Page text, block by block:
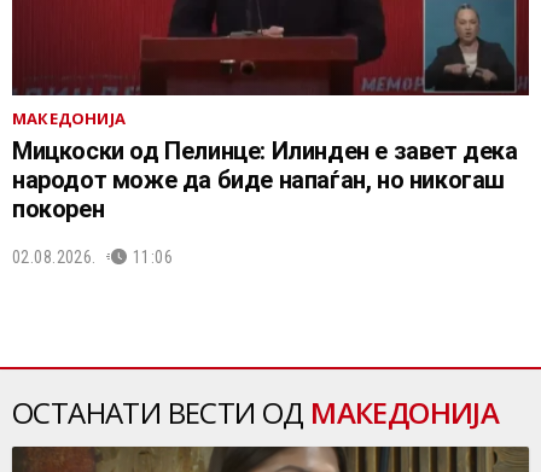
МАКЕДОНИЈА
Мицкоски од Пелинце: Илинден е завет дека
народот може да биде напаѓан, но никогаш
покорен
02.08.2026. 11:06
ОСТАНАТИ ВЕСТИ ОД МАКЕДОНИЈА